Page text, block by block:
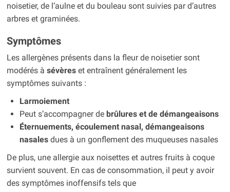
noisetier, de l’aulne et du bouleau sont suivies par d’autres
arbres et graminées.
Symptômes
Les allergènes présents dans la fleur de noisetier sont
modérés à sévèreset entraînent généralement les
symptômes suivants :
Larmoiement
Peut s’accompagner de brûlures et de démangeaisons
Éternuements, écoulement nasal, démangeaisons
nasalesdues à un gonflement des muqueuses nasales
De plus, une allergie aux noisettes et autres fruits à coque
survient souvent. En cas de consommation, il peut y avoir
des symptômes inoffensifs tels que